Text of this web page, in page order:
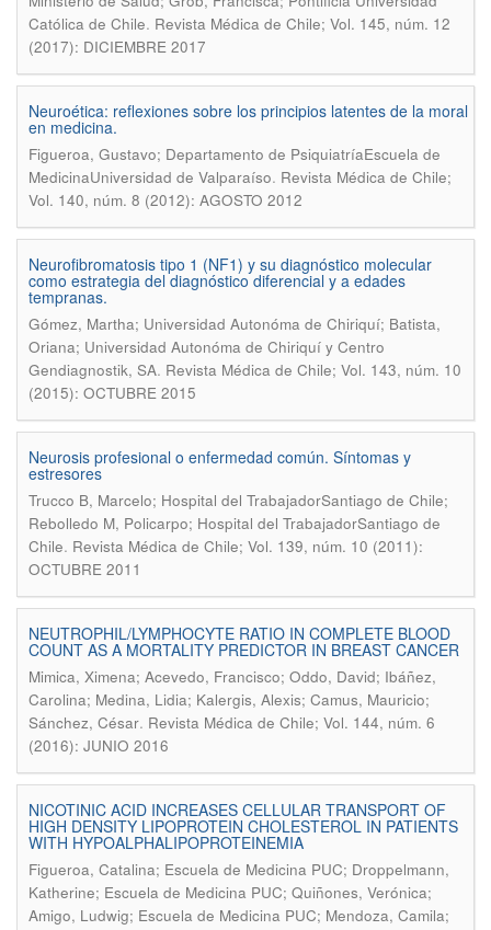
Católica de Chile. Revista Médica de Chile; Vol. 145, núm. 12
(2017): DICIEMBRE 2017
Neuroética: reflexiones sobre los principios latentes de la moral
en medicina.
Figueroa, Gustavo; Departamento de PsiquiatríaEscuela de
MedicinaUniversidad de Valparaíso. Revista Médica de Chile;
Vol. 140, núm. 8 (2012): AGOSTO 2012
Neurofibromatosis tipo 1 (NF1) y su diagnóstico molecular
como estrategia del diagnóstico diferencial y a edades
tempranas.
Gómez, Martha; Universidad Autonóma de Chiriquí; Batista,
Oriana; Universidad Autonóma de Chiriquí y Centro
Gendiagnostik, SA. Revista Médica de Chile; Vol. 143, núm. 10
(2015): OCTUBRE 2015
Neurosis profesional o enfermedad común. Síntomas y
estresores
Trucco B, Marcelo; Hospital del TrabajadorSantiago de Chile;
Rebolledo M, Policarpo; Hospital del TrabajadorSantiago de
Chile. Revista Médica de Chile; Vol. 139, núm. 10 (2011):
OCTUBRE 2011
NEUTROPHIL/LYMPHOCYTE RATIO IN COMPLETE BLOOD
COUNT AS A MORTALITY PREDICTOR IN BREAST CANCER
Mimica, Ximena; Acevedo, Francisco; Oddo, David; Ibáñez,
Carolina; Medina, Lidia; Kalergis, Alexis; Camus, Mauricio;
Sánchez, César. Revista Médica de Chile; Vol. 144, núm. 6
(2016): JUNIO 2016
NICOTINIC ACID INCREASES CELLULAR TRANSPORT OF
HIGH DENSITY LIPOPROTEIN CHOLESTEROL IN PATIENTS
WITH HYPOALPHALIPOPROTEINEMIA
Figueroa, Catalina; Escuela de Medicina PUC; Droppelmann,
Katherine; Escuela de Medicina PUC; Quiñones, Verónica;
Amigo, Ludwig; Escuela de Medicina PUC; Mendoza, Camila;